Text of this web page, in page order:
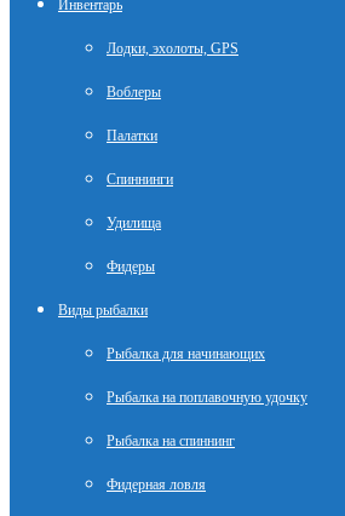
Инвентарь
Лодки, эхолоты, GPS
Воблеры
Палатки
Спиннинги
Удилища
Фидеры
Виды рыбалки
Рыбалка для начинающих
Рыбалка на поплавочную удочку
Рыбалка на спиннинг
Фидерная ловля